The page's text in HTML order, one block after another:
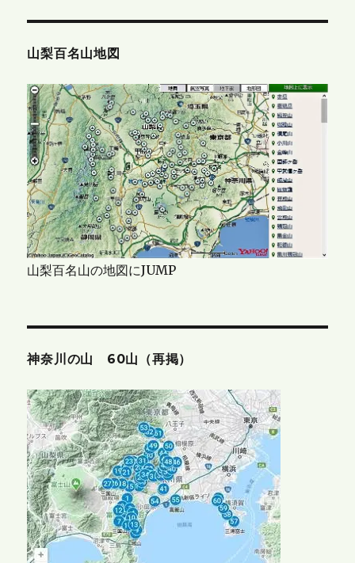
山梨百名山地図
山梨百名山の地図にJUMP
神奈川の山 60山（再掲）